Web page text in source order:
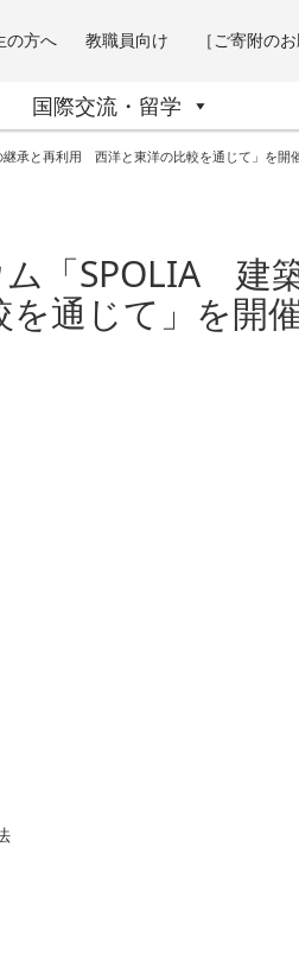
の方へ 教職員向け ［ご寄附のお
国際交流・留学
承と再利用 西洋と東洋の比較を通じて」を開催
「SPOLIA 建
通じて」を開催